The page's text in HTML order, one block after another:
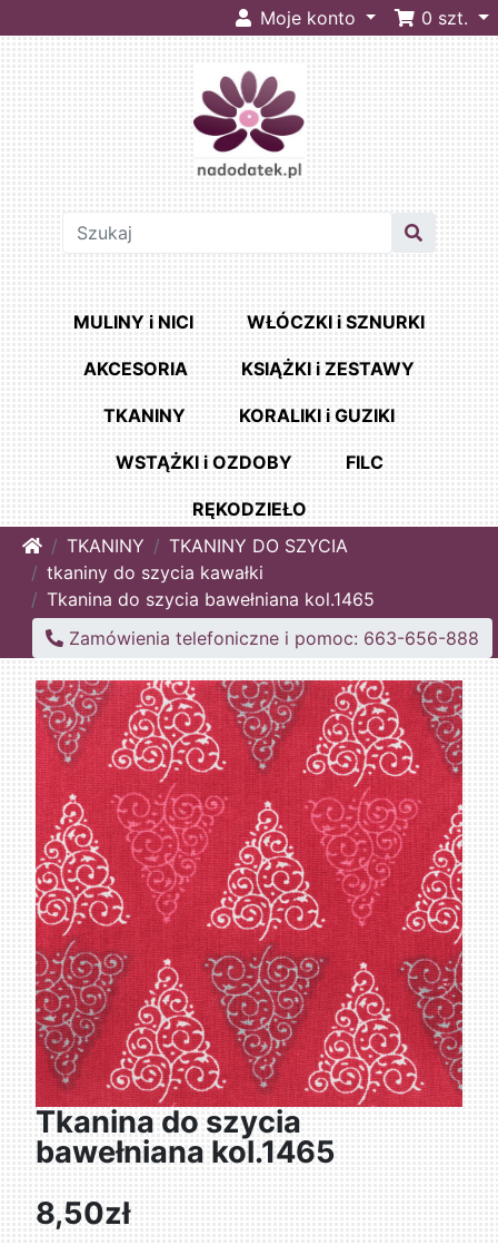
Moje konto 0 szt.
MULINY i NICI WŁÓCZKI i SZNURKI
AKCESORIA KSIĄŻKI i ZESTAWY
TKANINY KORALIKI i GUZIKI
WSTĄŻKI i OZDOBY FILC
RĘKODZIEŁO
HomeTKANINY
TKANINY DO SZYCIA
tkaniny do szycia kawałki
Tkanina do szycia bawełniana kol.1465
Zamówienia telefoniczne i pomoc: 663-656-888
Tkanina do szycia
bawełniana kol.1465
8,50zł